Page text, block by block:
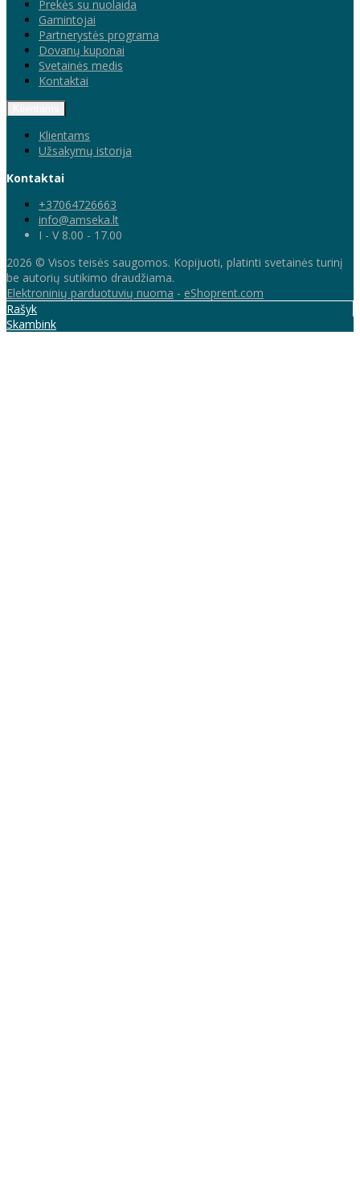
Prekės su nuolaida
Gamintojai
Partnerystės programa
Dovanų kuponai
Svetainės medis
Kontaktai
Klientams
Užsakymų istorija
Kontaktai
+37064726663
info@amseka.lt
I - V 8.00 - 17.00
2026 © Visos teisės saugomos. Kopijuoti, platinti svetainės turinį
be autorių sutikimo draudžiama.
Elektroninių parduotuvių nuoma - eShoprent.com
Rašyk
Skambink